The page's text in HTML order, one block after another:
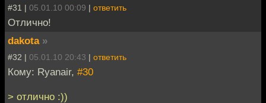
#31 | 05.01.10 00:09 | ответить
Отлично!
dakota »
#32 | 05.01.10 20:43 | ответить
Кому: Ryanair, #30
> отлично :))